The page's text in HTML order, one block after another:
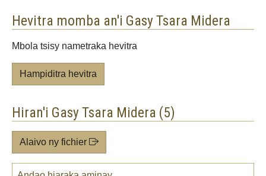
Hevitra momba an'i Gasy Tsara Midera
Mbola tsisy nametraka hevitra
Hampiditra hevitra
Hiran'i Gasy Tsara Midera (5)
Alaivo ny fichier